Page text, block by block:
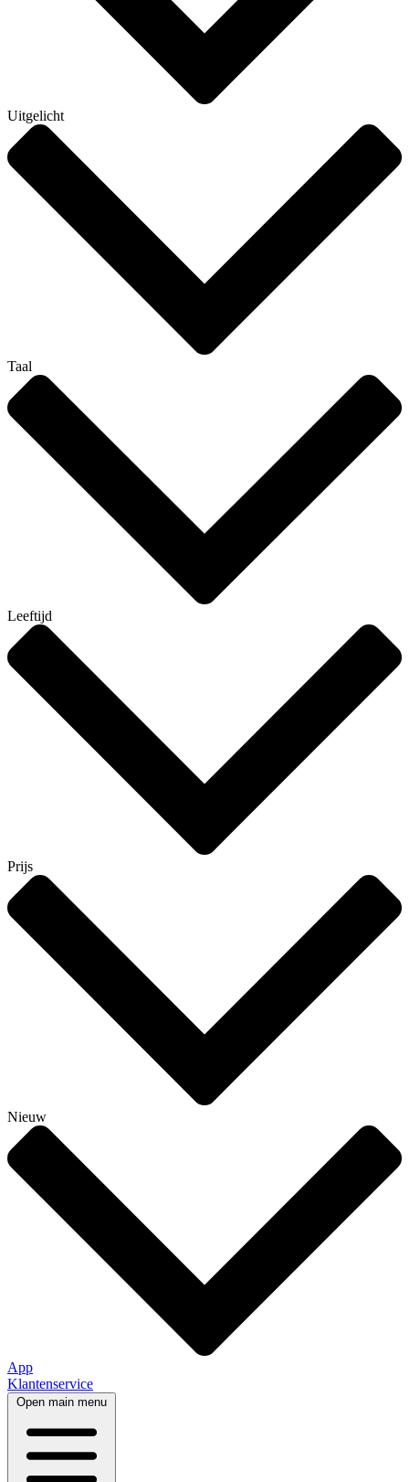
Uitgelicht
Taal
Leeftijd
Prijs
Nieuw
App
Klantenservice
Open main menu